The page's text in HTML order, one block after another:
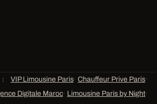
: VIP Limousine Paris· Chauffeur Prive Paris·
Digitale Maroc· Limousine Paris by Night·